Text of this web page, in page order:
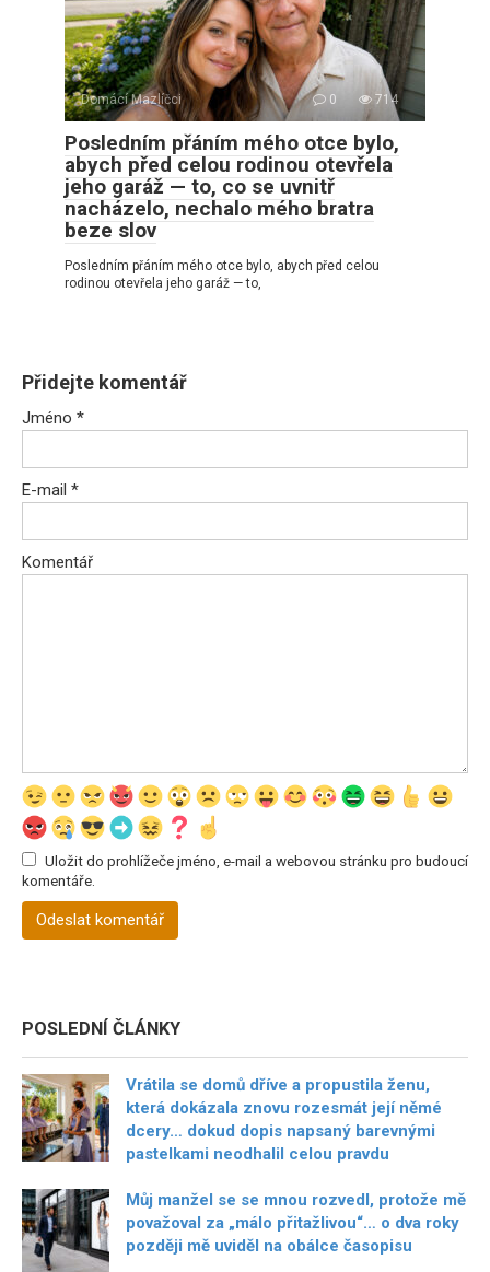
Domácí Mazlíčci 0 714
Posledním přáním mého otce bylo,
abych před celou rodinou otevřela
jeho garáž — to, co se uvnitř
nacházelo, nechalo mého bratra
beze slov
Posledním přáním mého otce bylo, abych před celou
rodinou otevřela jeho garáž — to,
Přidejte komentář
Jméno *
E-mail *
Komentář
Uložit do prohlížeče jméno, e-mail a webovou stránku pro budoucí
komentáře.
POSLEDNÍ ČLÁNKY
Vrátila se domů dříve a propustila ženu,
která dokázala znovu rozesmát její němé
dcery… dokud dopis napsaný barevnými
pastelkami neodhalil celou pravdu
Můj manžel se se mnou rozvedl, protože mě
považoval za „málo přitažlivou“… o dva roky
později mě uviděl na obálce časopisu